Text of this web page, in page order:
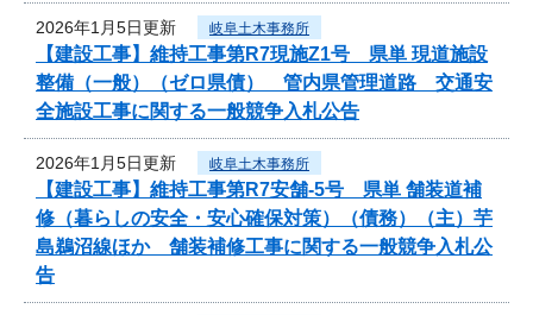
2026年1月5日更新 岐阜土木事務所
【建設工事】維持工事第R7現施Z1号 県単 現道施設
整備（一般）（ゼロ県債） 管内県管理道路 交通安
全施設工事に関する一般競争入札公告
2026年1月5日更新 岐阜土木事務所
【建設工事】維持工事第R7安舗-5号 県単 舗装道補
修（暮らしの安全・安心確保対策）（債務）（主）芋
島鵜沼線ほか 舗装補修工事に関する一般競争入札公
告